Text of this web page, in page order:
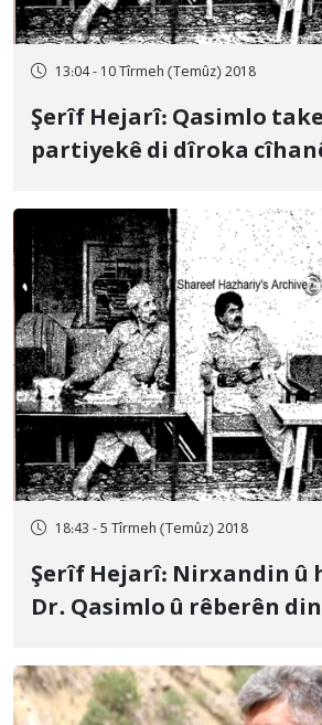
13:04 - 10 Tîrmeh (Temûz) 2018
Şerîf Hejarî: Qasimlo
partiyekê di dîroka
ku kesê yekem yê
zimanên zindî yên
(Beşa 2)
18:43 - 5 Tîrmeh (Temûz) 2018
Şerîf Hejarî: Nirxandin û
Dr. Qasimlo û rêberên
nehişyariya civaka
(Beşa 1)